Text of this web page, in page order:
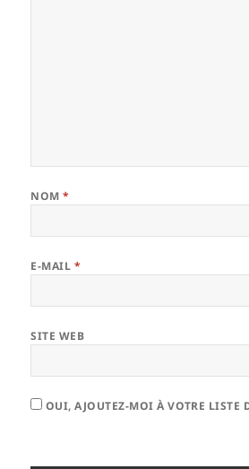
NOM*
E-MAIL *
SITE WEB
OUI, AJOUTEZ-MOI À VOTRE LISTE